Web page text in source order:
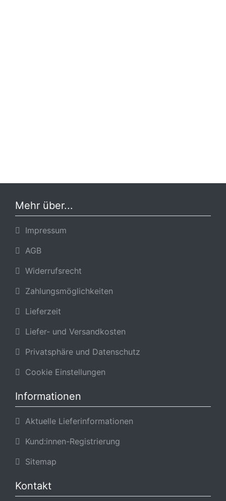
Mehr über...
Impressum
AGB
Widerrufsrecht
Zahlungsmöglichkeiten
Lieferzeit
Liefer- und Versandkosten
Privatsphäre und Datenschutz
Cookie Einstellungen
Informationen
Aktuelle Lieferinformationen
Kund:innen-Registrierung
Sitemap
Kontakt